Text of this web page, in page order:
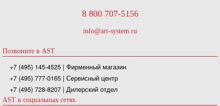
8 800 707-5156
info@art-system.ru
Позвоните в AST
+7 (495) 145-4525 | Фирменный магазин
+7 (495) 777-0165 | Сервисный центр
+7 (495) 728-8207 | Дилерский отдел
AST в социальных сетях